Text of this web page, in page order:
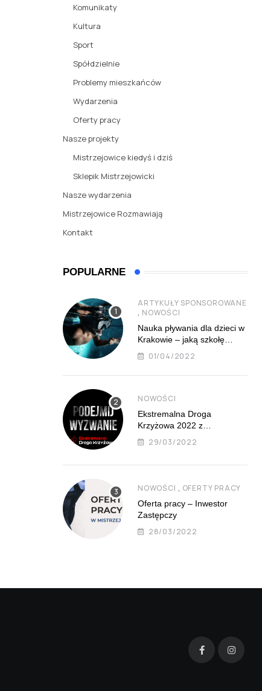
Komunikaty
Kultura
Sport
Spółdzielnie
Problemy mieszkańców
Wydarzenia
Oferty pracy
Nasze projekty
Mistrzejowice kiedyś i dziś
Sklepik Mistrzejowicki
Nasze wydarzenia
Mistrzejowice Rozmawiają
Kontakt
POPULARNE
ARTYKUŁY SPONSOROWANE
, NOWOŚCI
Nauka pływania dla dzieci w
Krakowie – jaką szkołę
najlepiej wybrać?
01/04/2022
NOWOŚCI
Ekstremalna Droga
Krzyżowa 2022 z
Mistrzejowic już 8 kwietnia
29/03/2022
NOWOŚCI , OFERTY PRACY
Oferta pracy – Inwestor
Zastępczy
28/03/2022